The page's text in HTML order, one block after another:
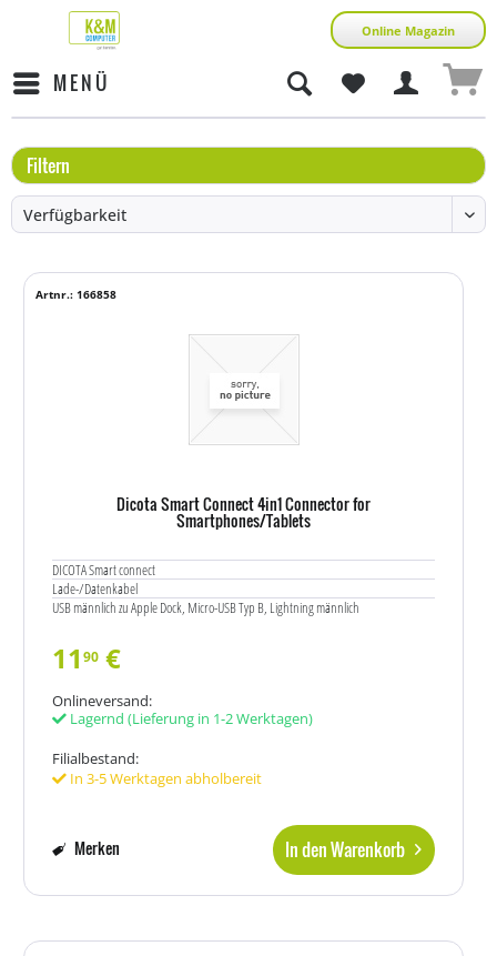
Online Magazin
MENÜ
Filtern
Dicota Smart Connect 4in1 Connector for
Smartphones/Tablets
DICOTA Smart connect
Lade-/Datenkabel
USB männlich zu Apple Dock, Micro-USB Typ B, Lightning männlich
Artnr.: 166858
1190 €
Onlineversand:
Lagernd (Lieferung in 1-2 Werktagen)
Filialbestand:
In 3-5 Werktagen abholbereit
In den Warenkorb
Merken